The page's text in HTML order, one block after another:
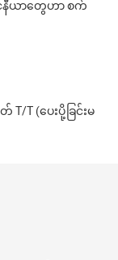
င်နီယာတွေဟာ စက်
T/T (ပေးပို့ခြင်းမ